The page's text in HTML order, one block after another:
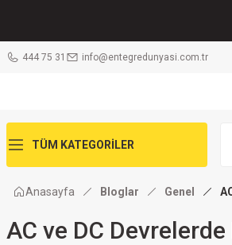
444 75 31 info@entegredunyasi.com.tr
TÜM KATEGORİLER
Anasayfa Bloglar Genel
AC ve DC